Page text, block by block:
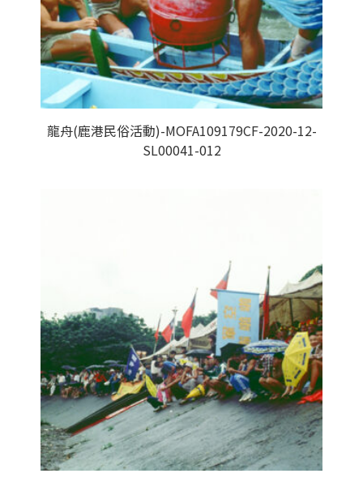
龍舟(鹿港民俗活動)-MOFA109179CF-2020-12-
SL00041-012